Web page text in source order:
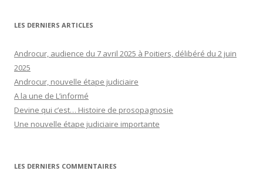
LES DERNIERS ARTICLES
Androcur, audience du 7 avril 2025 à Poitiers, délibéré du 2 juin
2025
Androcur, nouvelle étape judiciaire
A la une de L’informé
Devine qui c’est… Histoire de prosopagnosie
Une nouvelle étape judiciaire importante
LES DERNIERS COMMENTAIRES